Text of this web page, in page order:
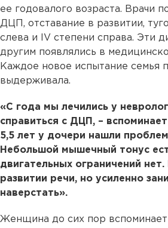
ее годовалого возраста. Врачи
ДЦП, отставание в развитии,
слева и IV степени справа. Эти
другим появлялись в
Каждое новое испытание семья
выдерживала.
«С года мы лечились у
справиться с ДЦП, –
5,5 лет у дочери нашли
Небольшой мышечный тонус
двигательных ограничений
развитии речи, но усиленно
наверстать».
Женщина до сих пор вспоминает